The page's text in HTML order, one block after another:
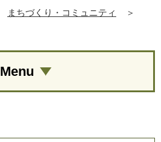
まちづくり・コミュニティ
＞
Menu